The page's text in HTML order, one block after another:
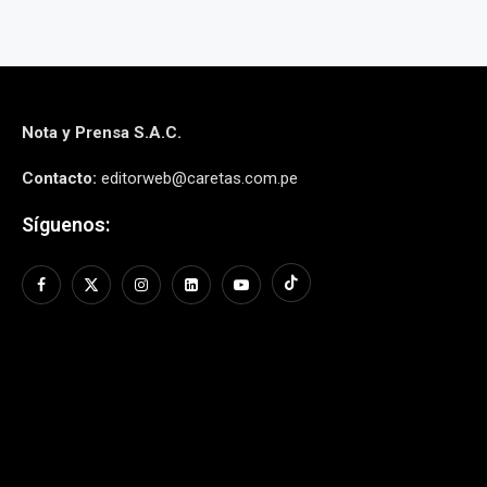
Nota y Prensa S.A.C.
Contacto: editorweb@caretas.com.pe
Síguenos: